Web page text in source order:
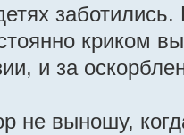
заботились.
криком
и за
не выношу,